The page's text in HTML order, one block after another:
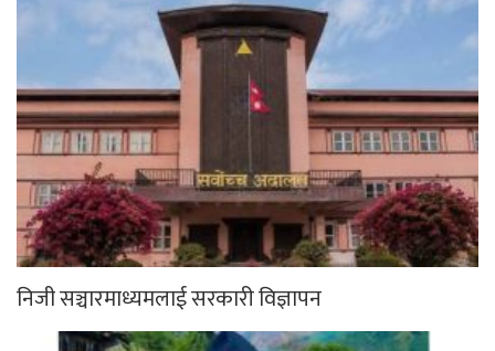
निजी सञ्चारमाध्यमलाई सरकारी विज्ञापन